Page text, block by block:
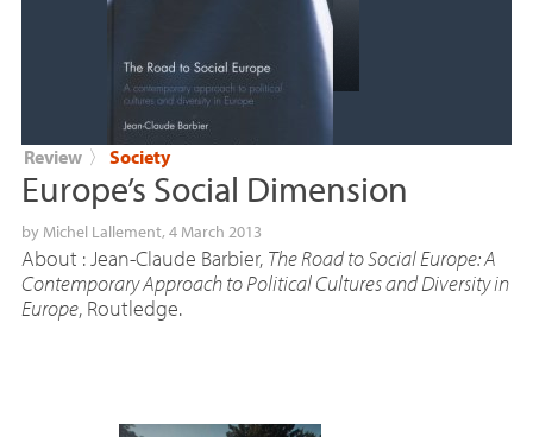
Review 〉 Society
Europe’s Social Dimension
by Michel Lallement, 4 March 2013
About : Jean-Claude Barbier, The Road to Social Europe: A
Contemporary Approach to Political Cultures and Diversity in
Europe, Routledge.